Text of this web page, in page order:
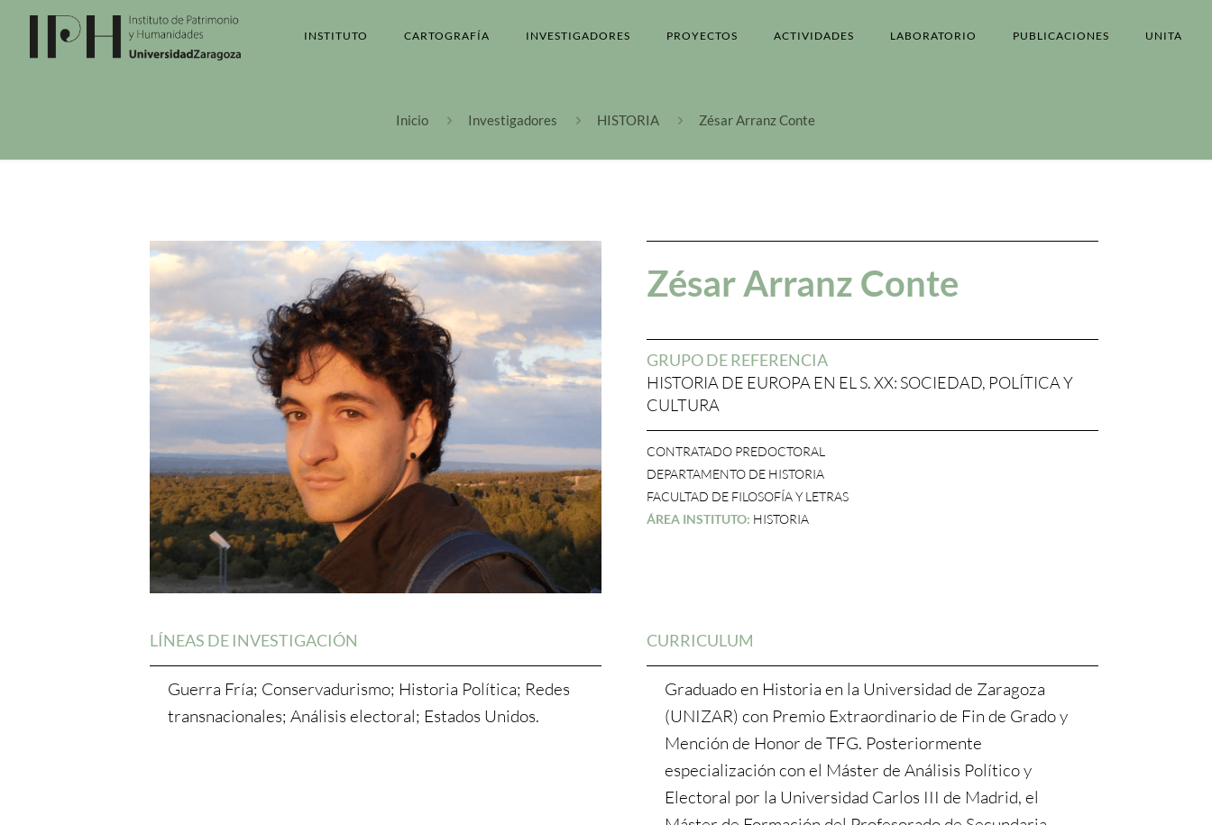
INSTITUTO CARTOGRAFÍA INVESTIGADORES PROYECTOS ACTIVIDADES LABORATORIO PUBLICACIONES UNITA
Inicio Investigadores HISTORIA Zésar Arranz Conte
Zésar Arranz Conte
GRUPO DE REFERENCIA
HISTORIA DE EUROPA EN EL S. XX: SOCIEDAD, POLÍTICA Y
CULTURA
CONTRATADO PREDOCTORAL
DEPARTAMENTO DE HISTORIA
FACULTAD DE FILOSOFÍA Y LETRAS
ÁREA INSTITUTO: HISTORIA
LÍNEAS DE INVESTIGACIÓN
Guerra Fría; Conservadurismo; Historia Política; Redes
transnacionales; Análisis electoral; Estados Unidos.
CURRICULUM
Graduado en Historia en la Universidad de Zaragoza
(UNIZAR) con Premio Extraordinario de Fin de Grado y
Mención de Honor de TFG. Posteriormente
especialización con el Máster de Análisis Político y
Electoral por la Universidad Carlos III de Madrid, el